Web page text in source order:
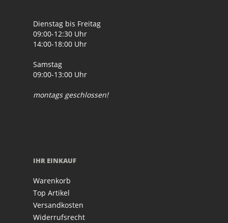
Dienstag bis Freitag
09:00-12:30 Uhr
14:00-18:00 Uhr
Samstag
09:00-13:00 Uhr
montags geschlossen!
IHR EINKAUF
Warenkorb
Top Artikel
Versandkosten
Widerrufsrecht